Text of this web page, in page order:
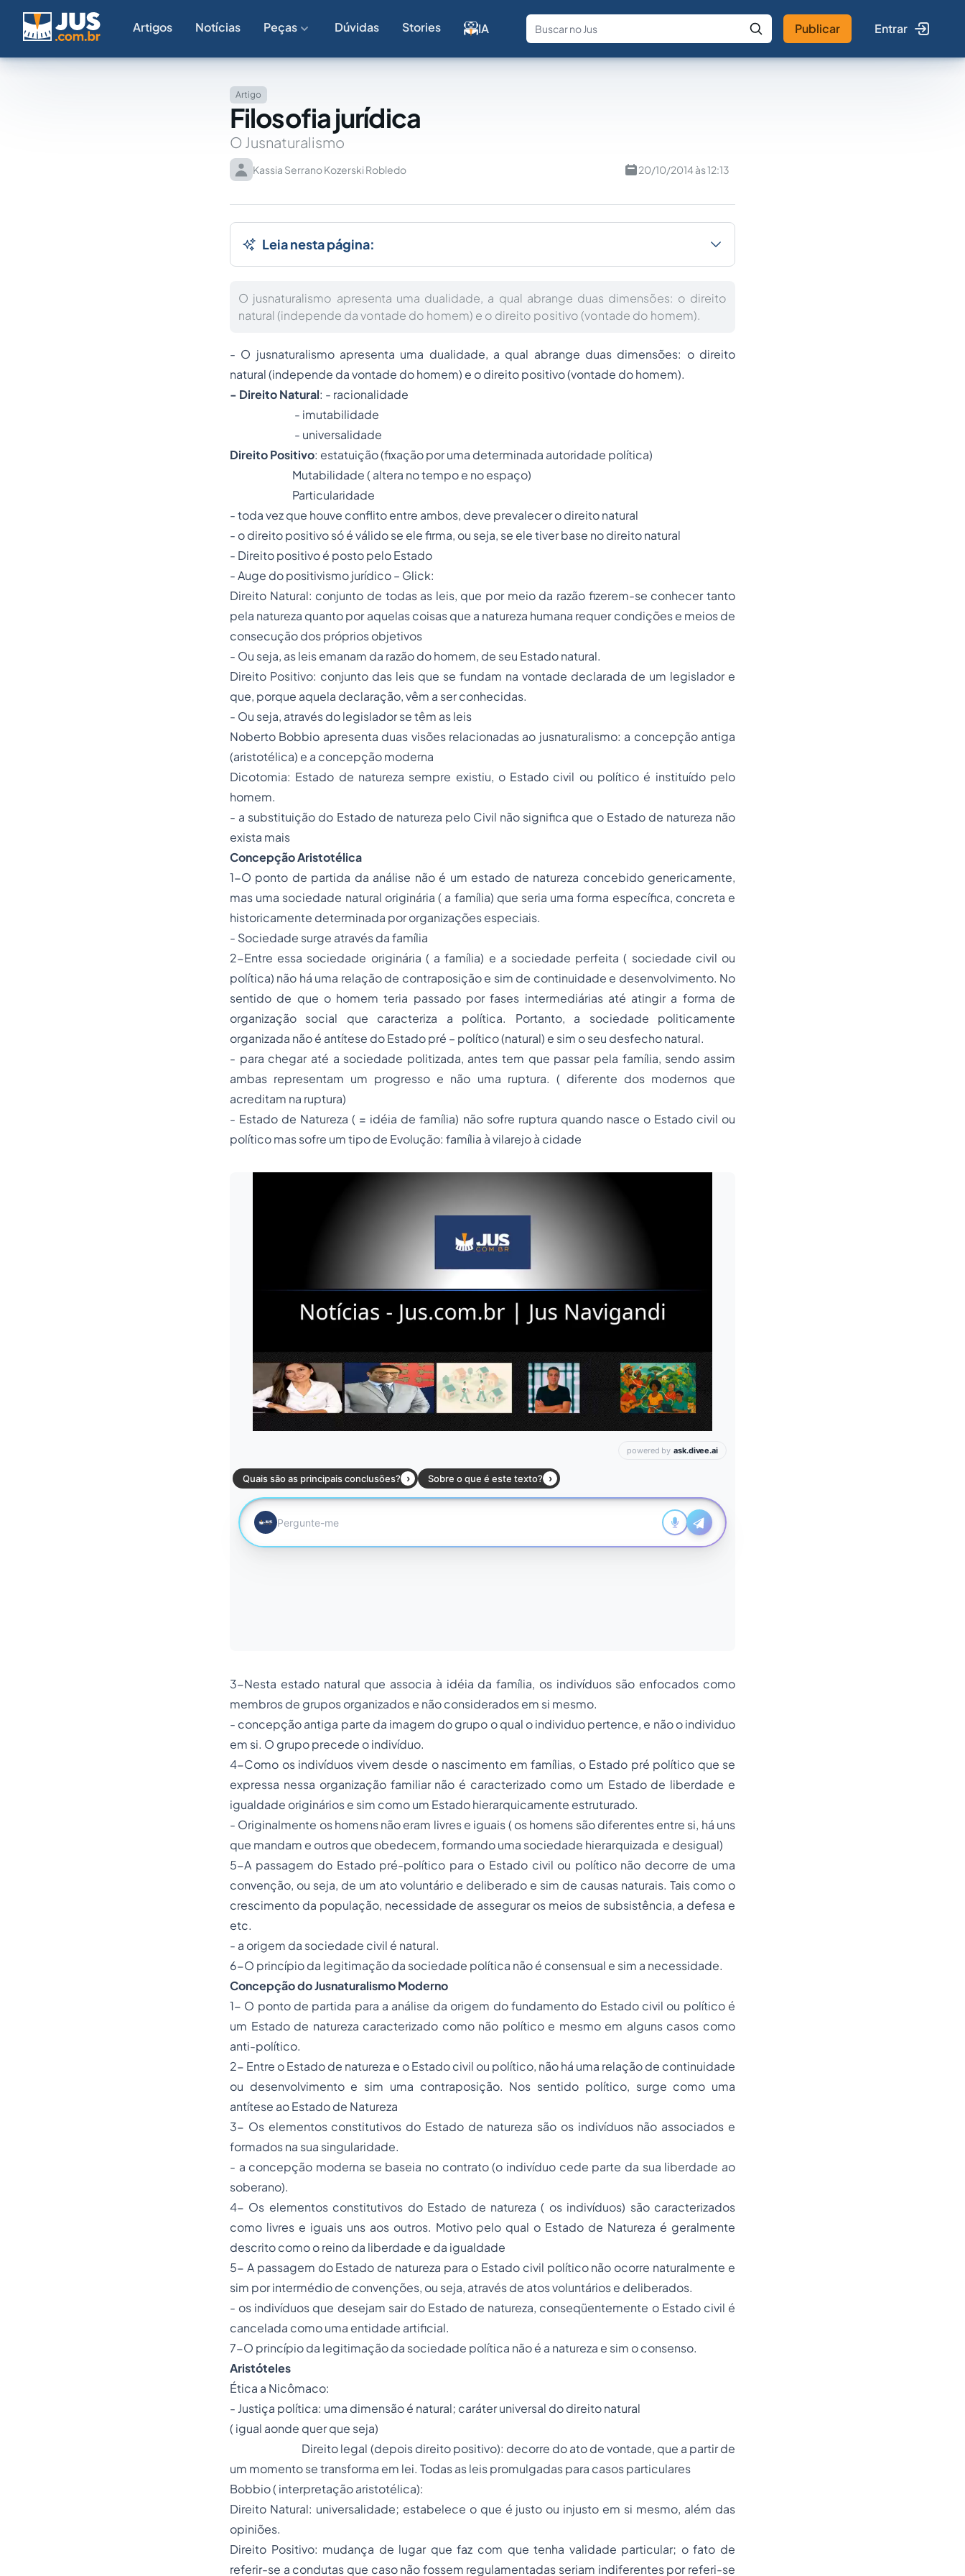
Artigos Notícias Peças Dúvidas Stories IA
Fale com a IA Buscar no Jus
Publicar Entrar
Artigo
Filosofia jurídica
O Jusnaturalismo
Kassia Serrano Kozerski Robledo 20/10/2014 às 12:13
Leia nesta página:
O jusnaturalismo apresenta uma dualidade, a qual abrange duas dimensões: o direito
natural (independe da vontade do homem) e o direito positivo (vontade do homem).
- O jusnaturalismo apresenta uma dualidade, a qual abrange duas dimensões: o direito
natural (independe da vontade do homem) e o direito positivo (vontade do homem).
- Direito Natural: - racionalidade
- imutabilidade
- universalidade
Direito Positivo: estatuição (fixação por uma determinada autoridade política)
Mutabilidade ( altera no tempo e no espaço)
Particularidade
- toda vez que houve conflito entre ambos, deve prevalecer o direito natural
- o direito positivo só é válido se ele firma, ou seja, se ele tiver base no direito natural
- Direito positivo é posto pelo Estado
- Auge dopositivismojurídico – Glick:
Direito Natural: conjunto de todas as leis, que por meio da razão fizerem-se conhecer tanto
pela natureza quanto por aquelas coisas que a natureza humana requer condições e meios de
consecução dos próprios objetivos
- Ou seja, as leis emanam da razão do homem, de seu Estado natural.
Direito Positivo: conjunto das leis que se fundam na vontade declarada de um legislador e
que, porque aquela declaração, vêm a ser conhecidas.
- Ou seja, através do legislador se têm as leis
Noberto Bobbio apresenta duas visões relacionadas ao jusnaturalismo: a concepção antiga
(aristotélica) e a concepção moderna
Dicotomia: Estado de natureza sempre existiu, o Estado civil ou político é instituído pelo
homem.
- a substituição do Estado de natureza pelo Civil não significa que o Estado de natureza não
exista mais
Concepção Aristotélica
1-O ponto de partida da análise não é um estado de natureza concebido genericamente,
mas uma sociedade natural originária ( a família) que seria uma forma específica, concreta e
historicamente determinada por organizações especiais.
- Sociedade surge através da família
2-Entre essa sociedade originária ( a família) e a sociedade perfeita ( sociedade civil ou
política) não há uma relação de contraposição e sim de continuidade e desenvolvimento. No
sentido de que o homem teria passado por fases intermediárias até atingir a forma de
organização social que caracteriza a política. Portanto, a sociedade politicamente
organizada não é antítese do Estado pré – político (natural) e sim o seu desfecho natural.
- para chegar até a sociedade politizada, antes tem que passar pela família, sendo assim
ambas representam um progresso e não uma ruptura. ( diferente dos modernos que
acreditam na ruptura)
- Estado de Natureza ( = idéia de família) não sofre ruptura quando nasce o Estado civil ou
político mas sofre um tipo de Evolução: família à vilarejo à cidade
3-Nesta estado natural que associa à idéia da família, os indivíduos são enfocados como
membros de grupos organizados e não considerados em si mesmo.
- concepção antiga parte da imagem do grupo o qual o individuo pertence, e não o individuo
em si. O grupo precede o indivíduo.
4-Como os indivíduos vivem desde o nascimento em famílias, o Estado pré político que se
expressa nessa organização familiar não é caracterizado como um Estado de liberdade e
igualdade originários e sim como um Estado hierarquicamente estruturado.
- Originalmente os homens não eram livres e iguais ( os homens são diferentes entre si, há uns
que mandam e outros que obedecem, formando uma sociedade hierarquizada e desigual)
5-A passagem do Estado pré-político para o Estado civil ou político não decorre de uma
convenção, ou seja, de um ato voluntário e deliberado e sim de causas naturais. Tais como o
crescimento da população, necessidade de assegurar os meios de subsistência, a defesa e
etc.
- a origem da sociedade civil é natural.
6-O princípio da legitimação da sociedade política não é consensual e sim a necessidade.
Concepção doJusnaturalismoModerno
1- O ponto de partida para a análise da origem do fundamento do Estado civil ou político é
um Estado de natureza caracterizado como não político e mesmo em alguns casos como
anti-político.
2- Entre o Estado de natureza e o Estado civil ou político, não há uma relação de continuidade
ou desenvolvimento e sim uma contraposição. Nos sentido político, surge como uma
antítese ao Estado de Natureza
3- Os elementos constitutivos do Estado de natureza são os indivíduos não associados e
formados na sua singularidade.
- a concepção moderna se baseia no contrato (o indivíduo cede parte da sua liberdade ao
soberano).
4- Os elementos constitutivos do Estado de natureza ( os indivíduos) são caracterizados
como livres e iguais uns aos outros. Motivo pelo qual o Estado de Natureza é geralmente
descrito como o reino da liberdade e da igualdade
5- A passagem do Estado de natureza para o Estado civil político não ocorre naturalmente e
sim por intermédio de convenções, ou seja, através de atos voluntários e deliberados.
- os indivíduos que desejam sair do Estado de natureza, conseqüentemente o Estado civil é
cancelada como uma entidade artificial.
7-O princípio da legitimação da sociedade política não é a natureza e sim o consenso.
Aristóteles
Ética a Nicômaco:
- Justiça política: uma dimensão é natural; caráter universal do direito natural
( igual aonde quer que seja)
Direito legal (depois direito positivo): decorre do ato de vontade, que a partir de
um momento se transforma em lei. Todas as leis promulgadas para casos particulares
Bobbio ( interpretação aristotélica):
Direito Natural: universalidade; estabelece o que é justo ou injusto em si mesmo, além das
opiniões.
Direito Positivo: mudança de lugar que faz com que tenha validade particular; o fato de
referir-se a condutas que caso não fossem regulamentadas seriam indiferentes por referi-se